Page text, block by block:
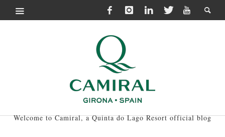
Welcome to Camiral, a Quinta do Lago Resort official blog